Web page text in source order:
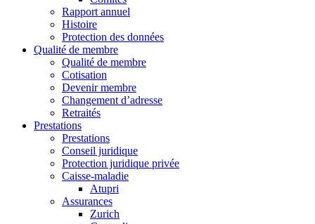
Rapport annuel
Histoire
Protection des données
Qualité de membre
Qualité de membre
Cotisation
Devenir membre
Changement d’adresse
Retraités
Prestations
Prestations
Conseil juridique
Protection juridique privée
Caisse-maladie
Atupri
Assurances
Zurich